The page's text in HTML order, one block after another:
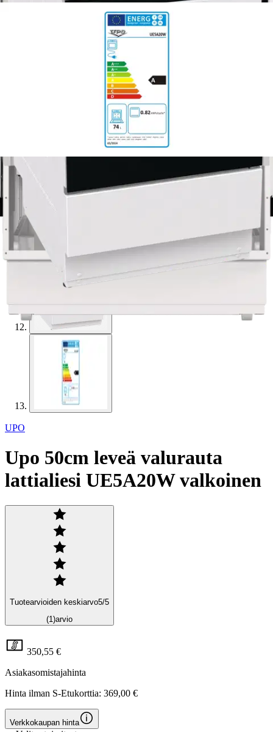
UPO
Upo 50cm leveä valurauta
lattialiesi UE5A20W valkoinen
Tuotearvioiden keskiarvo5/5
(1)arvio
350,55 €
Asiakasomistajahinta
Hinta ilman S-Etukorttia: 369,00 €
Verkkokaupan hinta